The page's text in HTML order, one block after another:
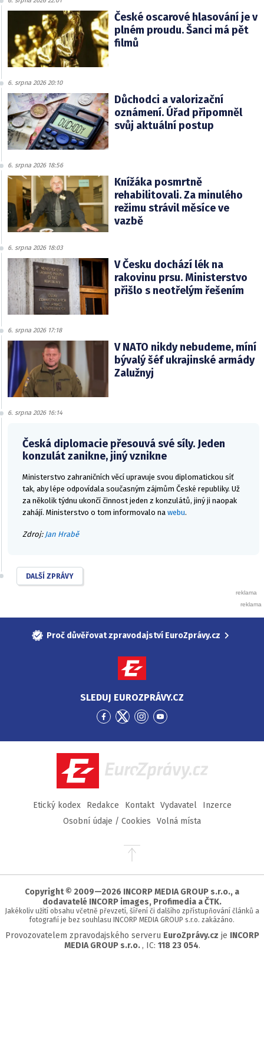
České oscarové hlasování je v
plném proudu. Šanci má pět
filmů
6. srpna 2026 20:10
Důchodci a valorizační
oznámení. Úřad připomněl
svůj aktuální postup
6. srpna 2026 18:56
Knížáka posmrtně
rehabilitovali. Za minulého
režimu strávil měsíce ve
vazbě
6. srpna 2026 18:03
V Česku dochází lék na
rakovinu prsu. Ministerstvo
přišlo s neotřelým řešením
6. srpna 2026 17:18
V NATO nikdy nebudeme, míní
bývalý šéf ukrajinské armády
Zalužnyj
6. srpna 2026 16:14
Česká diplomacie přesouvá své síly. Jeden
konzulát zanikne, jiný vznikne
Ministerstvo zahraničních věcí upravuje svou diplomatickou síť
tak, aby lépe odpovídala současným zájmům České republiky. Už
za několik týdnu ukončí činnost jeden z konzulátů, jiný ji naopak
zahájí. Ministerstvo o tom informovalo na webu.
Zdroj: Jan Hrabě
DALŠÍ ZPRÁVY
Proč důvěřovat zpravodajství EuroZprávy.cz
SLEDUJ EUROZPRÁVY.CZ
Přejít
Facebook
Přejít
Twitter
Přejít
Instagram
Přejít
YouTube
EuroZprávy.cz
Etický kodex Redakce Kontakt Vydavatel
Inzerce
Osobní údaje / Cookies
Volná místa
Přejít
stránky
Copyright © 2009—2026 INCORP MEDIA GROUP s.r.o., a
dodavatelé INCORP images, Profimedia a ČTK.
Jakékoliv užití obsahu včetně převzetí, šíření či dalšího zpřístupňování článků a
fotografií je bez souhlasu INCORP MEDIA GROUP s.r.o. zakázáno.
Provozovatelem zpravodajského serveru EuroZprávy.cz je INCORP
MEDIA GROUP s.r.o. , IC: 118 23 054.